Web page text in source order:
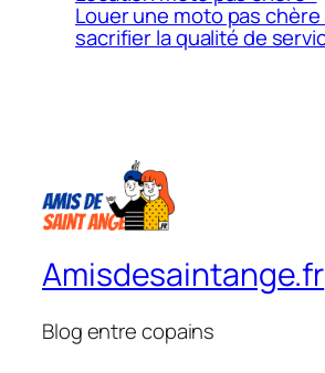
Louer une moto pas chère
sacrifier la qualité de
Amisdesaintange.fr
Blog entre copains